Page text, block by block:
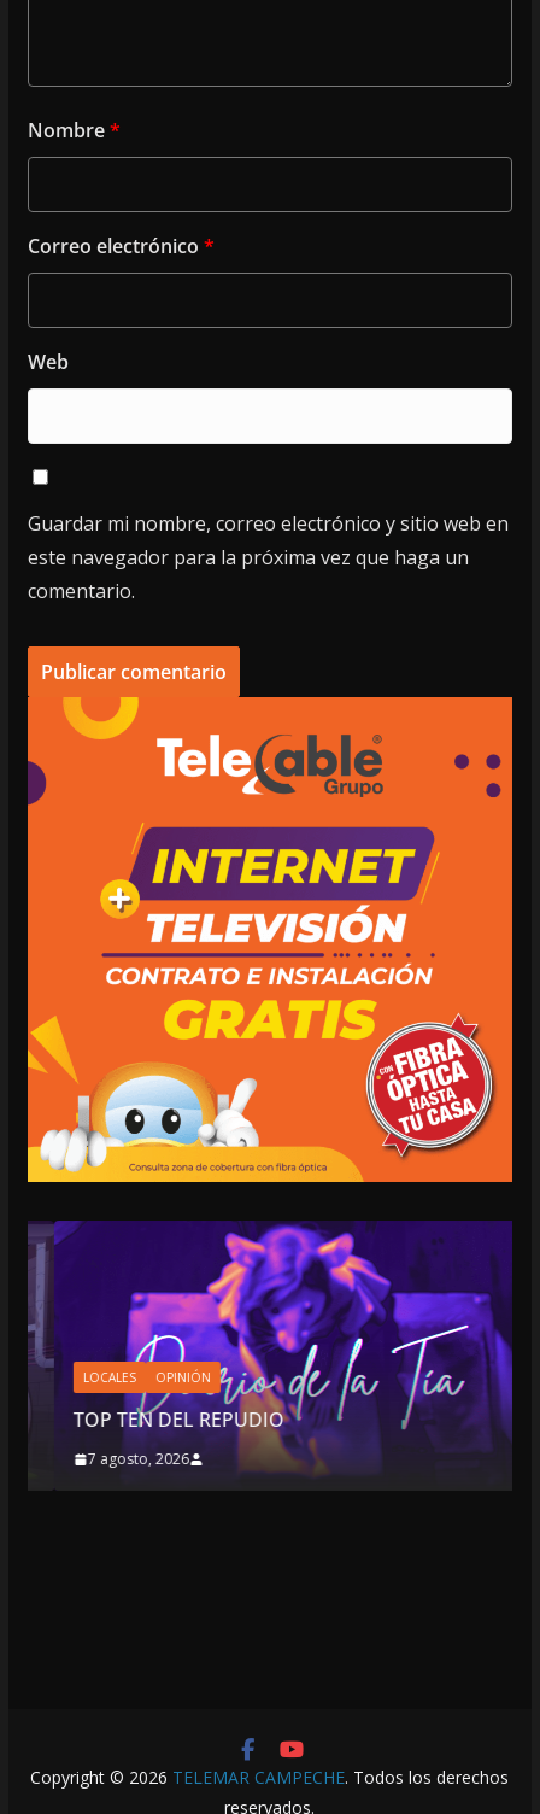
Nombre*
Correo electrónico *
Web
Guardar mi nombre, correo electrónico y sitio web en
este navegador para la próxima vez que haga un
comentario.
LOCALES OPINIÓN
TOP TEN DEL REPUDIO
7 agosto, 2026
Copyright © 2026 TELEMAR CAMPECHE. Todos los derechos
reservados.